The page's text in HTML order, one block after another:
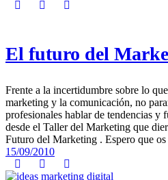
El futuro del
Frente a la incertidumbre sobre lo
marketing y la comunicación, no
profesionales hablar de tendencias y
desde el Taller del Marketing que
Futuro del Marketing . Espero que os
15/09/2010